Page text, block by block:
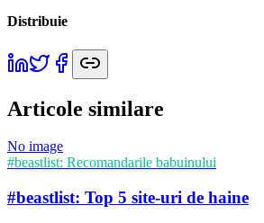
Distribuie
Articole similare
No image
#beastlist: Recomandarile babuinului
#beastlist: Top 5 site-uri de haine